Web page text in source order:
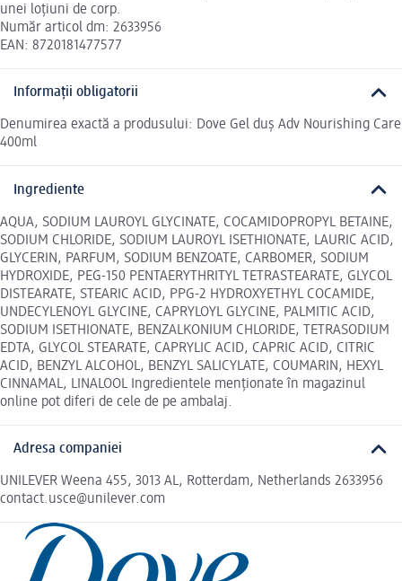
unei loțiuni de corp.
Număr articol dm: 2633956
EAN: 8720181477577
Informații obligatorii
Denumirea exactă a produsului: Dove Gel duș Adv Nourishing Care
400ml
Ingrediente
AQUA, SODIUM LAUROYL GLYCINATE, COCAMIDOPROPYL BETAINE,
SODIUM CHLORIDE, SODIUM LAUROYL ISETHIONATE, LAURIC ACID,
GLYCERIN, PARFUM, SODIUM BENZOATE, CARBOMER, SODIUM
HYDROXIDE, PEG-150 PENTAERYTHRITYL TETRASTEARATE, GLYCOL
DISTEARATE, STEARIC ACID, PPG-2 HYDROXYETHYL COCAMIDE,
UNDECYLENOYL GLYCINE, CAPRYLOYL GLYCINE, PALMITIC ACID,
SODIUM ISETHIONATE, BENZALKONIUM CHLORIDE, TETRASODIUM
EDTA, GLYCOL STEARATE, CAPRYLIC ACID, CAPRIC ACID, CITRIC
ACID, BENZYL ALCOHOL, BENZYL SALICYLATE, COUMARIN, HEXYL
CINNAMAL, LINALOOL Ingredientele menționate în magazinul
online pot diferi de cele de pe ambalaj.
Adresa companiei
UNILEVER Weena 455, 3013 AL, Rotterdam, Netherlands 2633956
contact.usce@unilever.com